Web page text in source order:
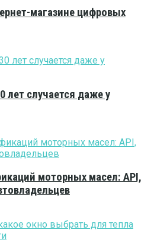
магазине цифровых
лет случается даже у
моторных масел: API,